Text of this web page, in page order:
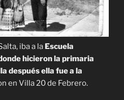
iba a la Escuela
hicieron la primaria
después ella fue a la
en Villa 20 de Febrero.